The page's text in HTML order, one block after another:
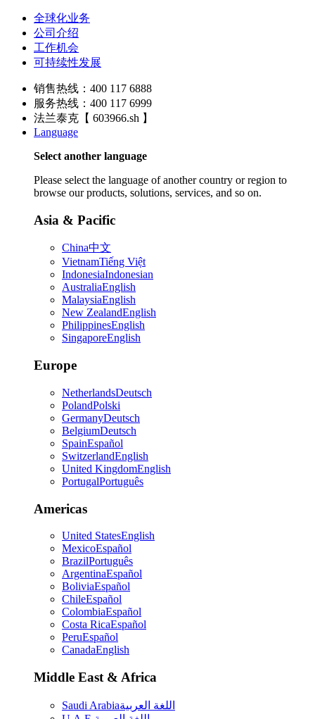
全球化业务
公司介绍
工作机会
可持续性发展
销售热线：400 117 6888
服务热线：400 117 6999
法兰泰克【 603966.sh 】
Language
Select another language
Please select the language of another country or region to
browse our products, solutions, services, and so on.
Asia & Pacific
China中文
VietnamTiếng Việt
IndonesiaIndonesian
AustraliaEnglish
MalaysiaEnglish
New ZealandEnglish
PhilippinesEnglish
SingaporeEnglish
Europe
NetherlandsDeutsch
PolandPolski
GermanyDeutsch
BelgiumDeutsch
SpainEspañol
SwitzerlandEnglish
United KingdomEnglish
PortugalPortuguês
Americas
United StatesEnglish
MexicoEspañol
BrazilPortuguês
ArgentinaEspañol
BoliviaEspañol
ChileEspañol
ColombiaEspañol
Costa RicaEspañol
PeruEspañol
CanadaEnglish
Middle East & Africa
Saudi Arabiaاللغة العربية